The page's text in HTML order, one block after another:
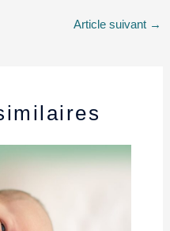
Article suivant →